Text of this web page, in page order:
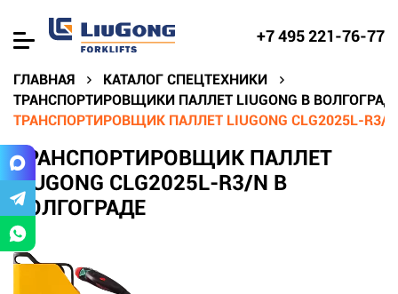
+7 495 221-76-77
ГЛАВНАЯ
КАТАЛОГ СПЕЦТЕХНИКИ
ТРАНСПОРТИРОВЩИКИ ПАЛЛЕТ LIUGONG В
ТРАНСПОРТИРОВЩИК ПАЛЛЕТ LIUGONG CLG2025L-R3/
ТРАНСПОРТИРОВЩИК ПАЛЛЕТ
LIUGONG CLG2025L-R3/N В
ВОЛГОГРАДЕ